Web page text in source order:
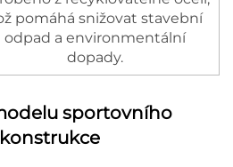
pomáhá snižovat stavební
odpad a environmentální
dopady.
sportovního